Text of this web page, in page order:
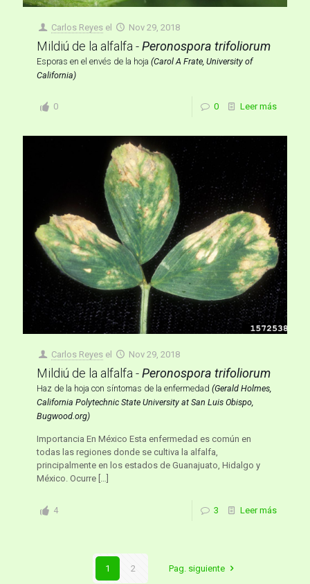
Carlos Reyes el Nov 29, 2018
Mildiú de la alfalfa -Peronospora trifoliorum
Esporas en el envés de la hoja (Carol A Frate, University of
California)
0 0 Leer más
Carlos Reyes el Nov 29, 2018
Mildiú de la alfalfa -Peronospora trifoliorum
Haz de la hoja con síntomas de la enfermedad (Gerald Holmes,
California Polytechnic State University at San Luis Obispo,
Bugwood.org)
Importancia En México Esta enfermedad es común en
todas las regiones donde se cultiva la alfalfa,
principalmente en los estados de Guanajuato, Hidalgo y
México. Ocurre […]
4 3 Leer más
1 2 Pag. siguiente